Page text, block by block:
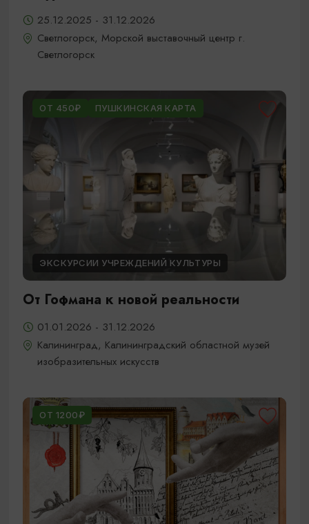
25.12.2025 - 31.12.2026
Светлогорск, Морской выставочный центр г.
Светлогорск
ОТ 450₽ ПУШКИНСКАЯ КАРТА
ЭКСКУРСИИ УЧРЕЖДЕНИЙ КУЛЬТУРЫ
От Гофмана к новой реальности
01.01.2026 - 31.12.2026
Калининград, Калининградский областной музей
изобразительных искусств
ОТ 1200₽